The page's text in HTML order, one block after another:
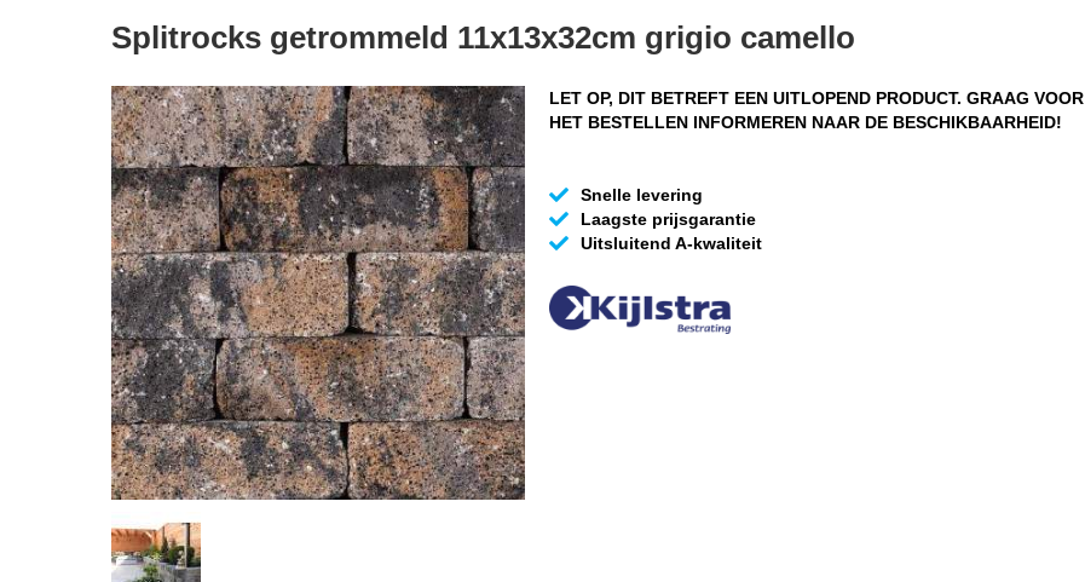
Splitrocks getrommeld 11x13x32cm grigio camello
LET OP, DIT BETREFT EEN UITLOPEND PRODUCT. GRAAG VOOR
HET BESTELLEN INFORMEREN NAAR DE BESCHIKBAARHEID!
Snelle levering
Laagste prijsgarantie
Uitsluitend A-kwaliteit